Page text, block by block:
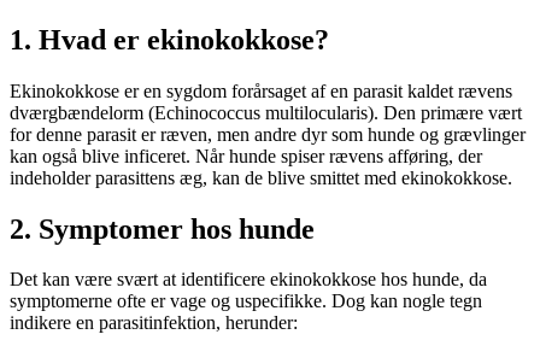
1. Hvad er ekinokokkose?
Ekinokokkose er en sygdom forårsaget af en parasit kaldet rævens
dværgbændelorm (Echinococcus multilocularis). Den primære vært
for denne parasit er ræven, men andre dyr som hunde og grævlinger
kan også blive inficeret. Når hunde spiser rævens afføring, der
indeholder parasittens æg, kan de blive smittet med ekinokokkose.
2. Symptomer hos hunde
Det kan være svært at identificere ekinokokkose hos hunde, da
symptomerne ofte er vage og uspecifikke. Dog kan nogle tegn
indikere en parasitinfektion, herunder: